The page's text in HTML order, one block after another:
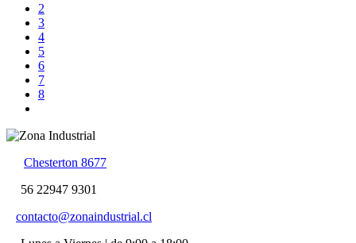
2
3
4
5
6
7
8
Chesterton 8677
56 22947 9301
contacto@zonaindustrial.cl